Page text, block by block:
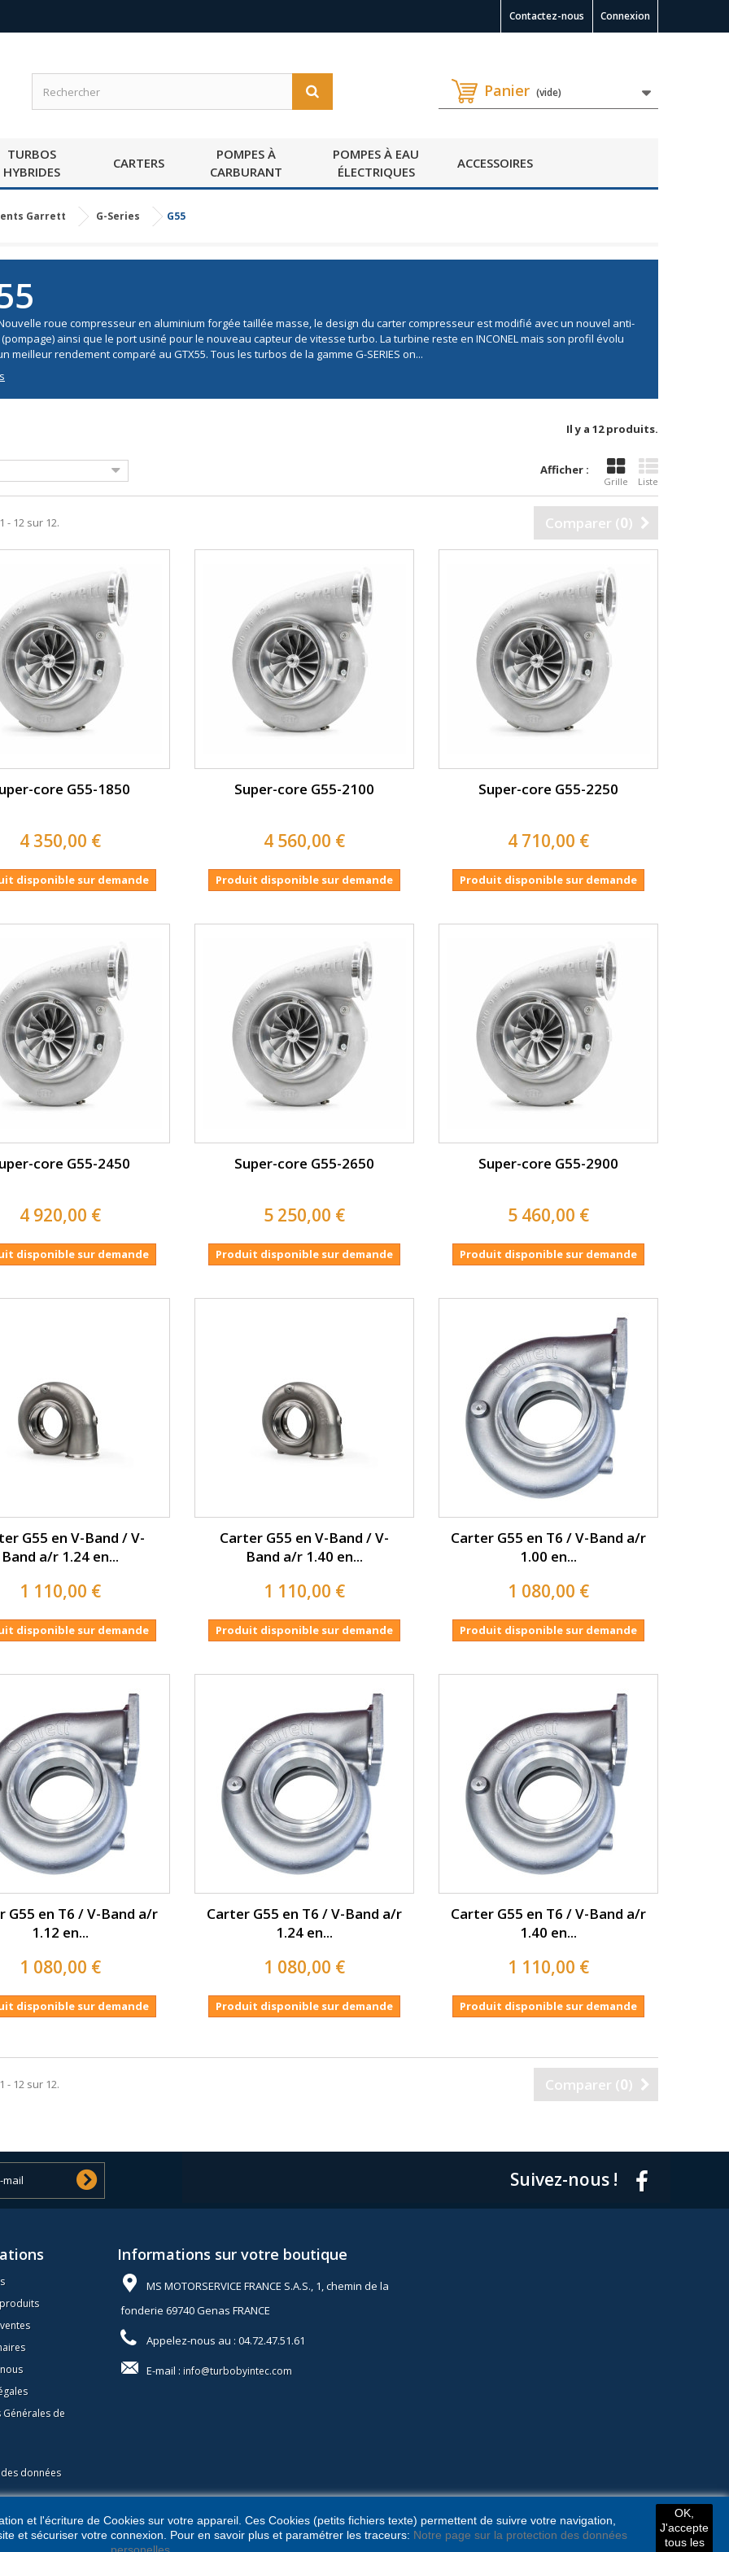
Connexion
Contactez-nous
Panier (vide)
TURBOS
HYBRIDES
CARTERS
POMPES À
CARBURANT
POMPES À EAU
ÉLECTRIQUES
ACCESSOIRES
Garrett G-Series G55
roue compresseur en aluminium forgée taillée masse, le design du carter compresseur est modifié avec un nouvel anti-
ainsi que le port usiné pour le nouveau capteur de vitesse turbo. La turbine reste en INCONEL mais son profil évolu
meilleur rendement comparé au GTX55. Tous les turbos de la gamme G-SERIES on...
Il y a 12 produits.
Afficher :
Grille Liste
Comparer (0)
- 12 sur 12.
core G55-1850
4 350,00 €
disponible sur demande
Super-core G55-2100
4 560,00 €
Produit disponible sur demande
Super-core G55-2250
4 710,00 €
Produit disponible sur demande
core G55-2450
4 920,00 €
disponible sur demande
Super-core G55-2650
5 250,00 €
Produit disponible sur demande
Super-core G55-2900
5 460,00 €
Produit disponible sur demande
G55 en V-Band / V-
Band a/r 1.24 en...
1 110,00 €
disponible sur demande
Carter G55 en V-Band / V-
Band a/r 1.40 en...
1 110,00 €
Produit disponible sur demande
Carter G55 en T6 / V-Band a/r
1.00 en...
1 080,00 €
Produit disponible sur demande
G55 en T6 / V-Band a/r
1.12 en...
1 080,00 €
disponible sur demande
Carter G55 en T6 / V-Band a/r
1.24 en...
1 080,00 €
Produit disponible sur demande
Carter G55 en T6 / V-Band a/r
1.40 en...
1 110,00 €
Produit disponible sur demande
Comparer (0)
- 12 sur 12.
Suivez-nous !
de
données
Informations sur votre boutique
MS MOTORSERVICE FRANCE S.A.S., 1, chemin de la
fonderie 69740 Genas FRANCE
Appelez-nous au : 04.72.47.51.61
E-mail : info@turbobyintec.com
et l'écriture de Cookies sur votre appareil. Ces Cookies (petits fichiers texte) permettent de suivre votre navigation,
et sécuriser votre connexion. Pour en savoir plus et paramétrer les traceurs: Notre page sur la protection des données
OK,
J'accepte
tous les